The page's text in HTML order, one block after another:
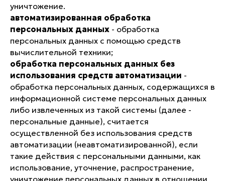
уничтожение.
автоматизированная обработка
персональных данных - обработка
персональных данных с помощью средств
вычислительной техники;
обработка персональных данных без
использования средств автоматизации -
обработка персональных данных, содержащихся в
информационной системе персональных данных
либо извлеченных из такой системы (далее -
персональные данные), считается
осуществленной без использования средств
автоматизации (неавтоматизированной), если
такие действия с персональными данными, как
использование, уточнение, распространение,
уничтожение персональных данных в отношении